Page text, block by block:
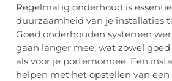
Regelmatig onderhoud is
duurzaamheid van je installaties
Goed onderhouden systemen
gaan langer mee, wat zowel
als voor je portemonnee. Een
helpen met het opstellen van